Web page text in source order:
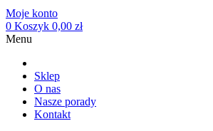
Moje konto
0 Koszyk 0,00 zł
Menu
Sklep
O nas
Nasze porady
Kontakt